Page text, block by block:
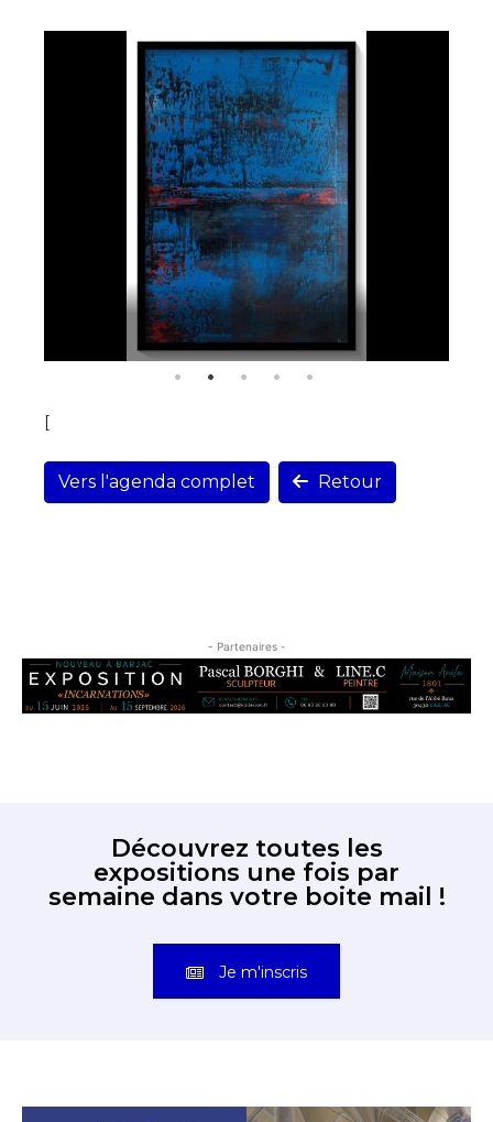
[
Vers l'agenda complet Retour
- Partenaires -
Découvrez toutes les
expositions une fois par
semaine dans votre boite mail !
Je m'inscris